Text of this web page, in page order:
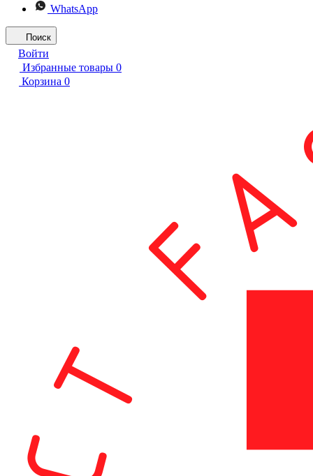
WhatsApp
Поиск
Войти
Избранные товары 0
Корзина 0